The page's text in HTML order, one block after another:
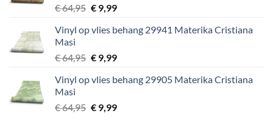
€64,95 Oorspronkelijke
was:
€9,99Huidige
is:
Vinyl op vlies behang 29941 Materika Cristiana
Masi
€64,95 Oorspronkelijke
was:
€9,99Huidige
is:
Vinyl op vlies behang 29905 Materika Cristiana
Masi
€64,95 Oorspronkelijke
€9,99Huidige